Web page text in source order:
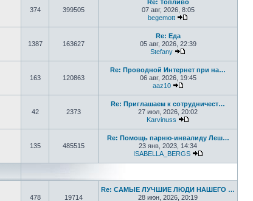
374 399505
Re: Топливо
07 авг, 2026, 8:05
begemott
1387 163627
Re: Еда
05 авг, 2026, 22:39
Stefany
163 120863
Re: Проводной Интернет при на…
06 авг, 2026, 19:45
aaz10
42 2373
Re: Приглашаем к сотрудничест…
27 июл, 2026, 20:02
Karvinuss
135 485515
Re: Помощь парню-инвалиду Леш…
23 янв, 2023, 14:34
ISABELLA_BERGS
478 19714
Re: САМЫЕ ЛУЧШИЕ ЛЮДИ НАШЕГО …
28 июн, 2026, 20:19